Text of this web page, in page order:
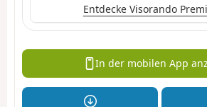
Entdecke Visorando
In der mobilen App